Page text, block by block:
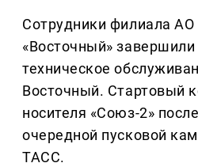
Сотрудники филиала
«Восточный» завершили
техническое
Восточный. Стартовый
носителя «Союз-2»
очередной пусковой
ТАСС.